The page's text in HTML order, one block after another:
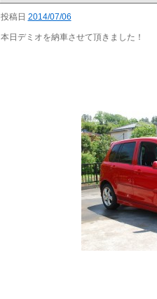
投稿日 2014/07/06
本日デミオを納車させて頂きました！